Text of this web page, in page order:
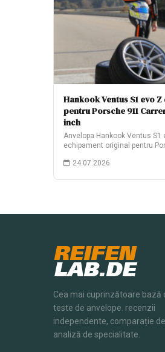
Hankook Ventus S1 evo
pentru Porsche 911
inch
Anvelopa Hankook Ventus
echipament original pentru
24.07.2026
REIFEN
LAB.DE
Cea mai cuprinzătoare bază
teste de anvelope. recenzii
independente, comparație
analiză de specialitate.